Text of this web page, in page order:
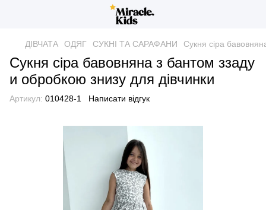
ДІВЧАТА ОДЯГ СУКНІ ТА САРАФАНИ Сукня сіра
Сукня сіра бавовняна з бантом ззаду
и обробкою знизу для дівчинки
Артикул: 010428-1 Написати відгук